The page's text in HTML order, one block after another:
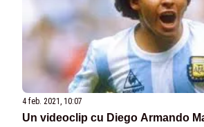
4 feb. 2021, 10:07
Un videoclip cu Diego Armando